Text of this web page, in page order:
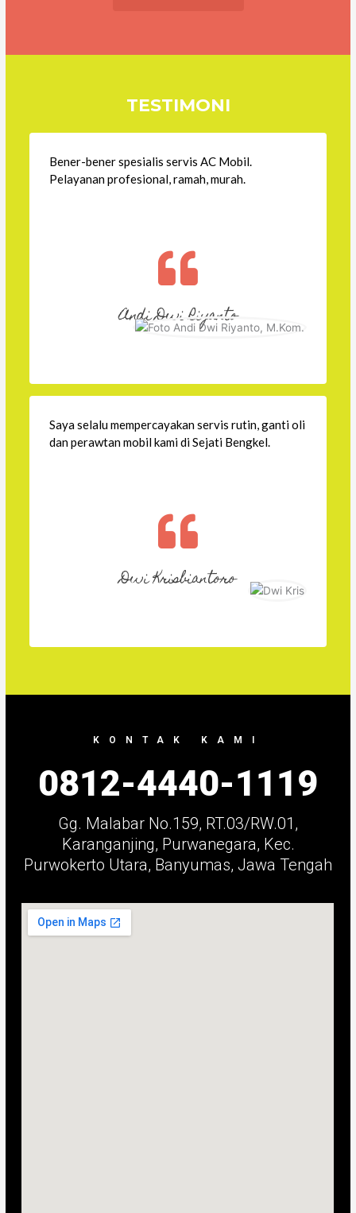
TESTIMONI
Bener-bener spesialis servis AC Mobil.
Pelayanan profesional, ramah, murah.
Andi Dwi Riyanto
Saya selalu mempercayakan servis rutin, ganti oli
dan perawtan mobil kami di Sejati Bengkel.
Dwi Krisbiantoro
KONTAK KAMI
0812-4440-1119
Gg. Malabar No.159, RT.03/RW.01,
Karanganjing, Purwanegara, Kec.
Purwokerto Utara, Banyumas, Jawa Tengah